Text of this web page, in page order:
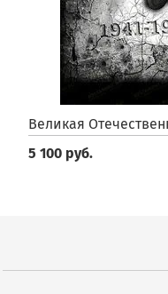
Великая
5 100 руб.